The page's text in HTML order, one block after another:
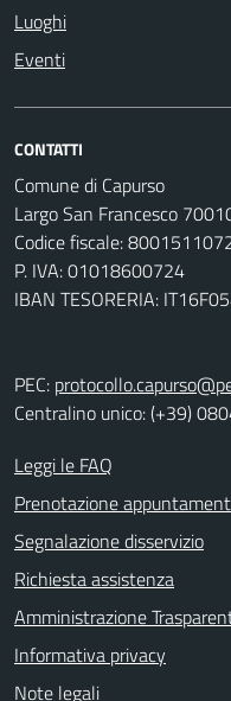
Luoghi
Eventi
CONTATTI
Comune di Capurso
Largo San Francesco
Codice fiscale:
P. IVA: 01018600724
IBAN TESORERIA:
PEC:
Centralino unico: (+39)
Leggi le FAQ
Prenotazione
Segnalazione disservizio
Richiesta assistenza
Amministrazione
Informativa privacy
Note legali